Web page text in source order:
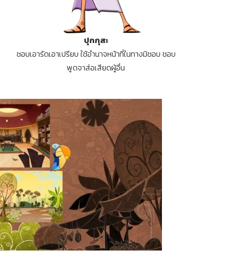
ปุกกุสะ
ชอบเอารัดเอาเปรียบ ใช้อำนาจหน้าที่ในทางมิชอบ ชอบ
พูดจาส่อเสียดผู้อื่น